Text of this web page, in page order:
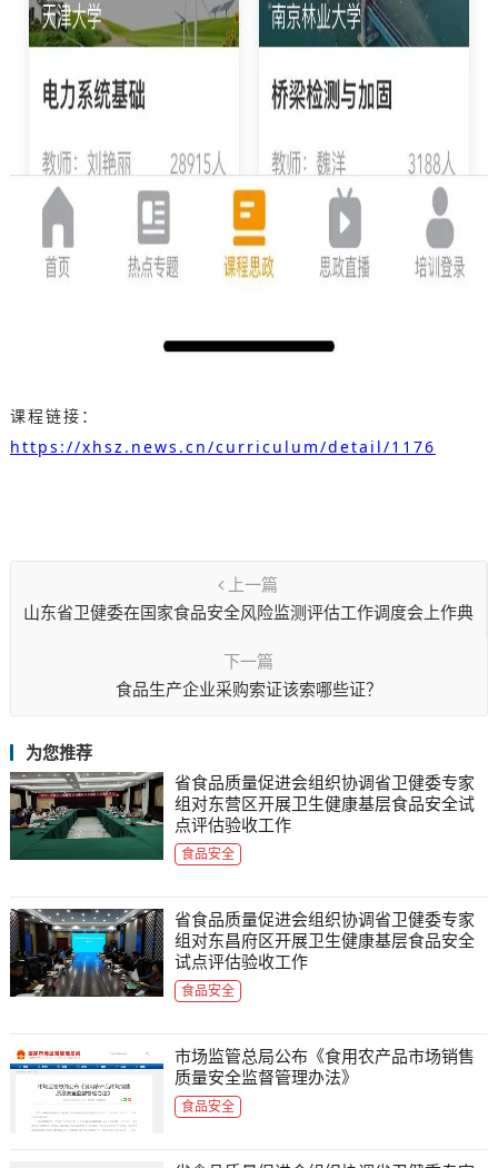
课程链接：
https://xhsz.news.cn/curriculum/detail/1176
上一篇
山东省卫健委在国家食品安全风险监测评估工作调度会上作典
下一篇
食品生产企业采购索证该索哪些证？
为您推荐
省食品质量促进会组织协调省卫健委专家
组对东营区开展卫生健康基层食品安全试
点评估验收工作
食品安全
省食品质量促进会组织协调省卫健委专家
组对东昌府区开展卫生健康基层食品安全
试点评估验收工作
食品安全
市场监管总局公布《食用农产品市场销售
质量安全监督管理办法》
食品安全